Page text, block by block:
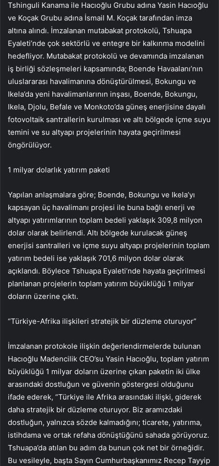
Tshinguli Kanama ile Hacıoğlu Grubu adına Yasin Hacıoğlu
ve Koçak Grubu adına İsmail M. Koçak tarafından imza
altına alındı. İmzalanan mutabakat protokolü, Tshuapa
Eyaleti’nde çok sektörlü ve entegre bir kalkınma modelini
hedefliyor. Mutabakat protokolü ve devamında imzalanan
iş birliği sözleşmeleri kapsamında; Boende Havaalanı’nın
uluslararası havalimanına dönüştürülmesi, Bokungu ve
Ikela’da yeni havalimanlarının inşası, Boende, Bokungu,
Ikela, Djolu, Befale ve Monkoto’da güneş enerjisine dayalı
fotovoltaik santrallerin kurulması ve altı bölgede içme suyu
temini ve su altyapı projelerinin hayata geçirilmesi
öngörülüyor.
1 milyar dolarlık yatırım paketi
Yapılan anlaşmalara göre; Boende, Bokungu ve Ikela’yı
kapsayan üç havalimanı projesi ile buna bağlı enerji ve
altyapı yatırımlarının toplam bedeli yaklaşık 309,8 milyon
dolar olarak belirlendi. Altı bölgede kurulacak güneş
enerjisi santralleri ve içme suyu altyapı projelerinin toplam
yatırım bedeli ise yaklaşık 701,6 milyon dolar olarak
açıklandı. Böylece Tshuapa Eyaleti’nde hayata geçirilmesi
planlanan projelerin toplam yatırım büyüklüğü 1 milyar
doların üzerine çıktı.
“Türkiye-Afrika ilişkileri stratejik bir düzleme oturuyor”
İmzalanan protokole ilişkin değerlendirmelerde bulunan
Hacıoğlu Madencilik CEO’su Yasin Hacıoğlu, toplam yatırım
büyüklüğü 1 milyar doların üzerine çıkan paketin iki ülke
arasındaki dostluğun ve güvenin göstergesi olduğunu
ifade ederek, “Türkiye ile Afrika arasındaki ilişki, giderek
daha stratejik bir düzleme oturuyor. Biz aramızdaki
dostluğun, yalnızca sözde kalmadığını; ticarete, yatırıma,
istihdama ve ortak refaha dönüştüğünü sahada görüyoruz.
Tshuapa’da atılan bu adım da bunun çok net bir örneğidir.
Bu vesileyle, başta Sayın Cumhurbaşkanımız Recep Tayyip